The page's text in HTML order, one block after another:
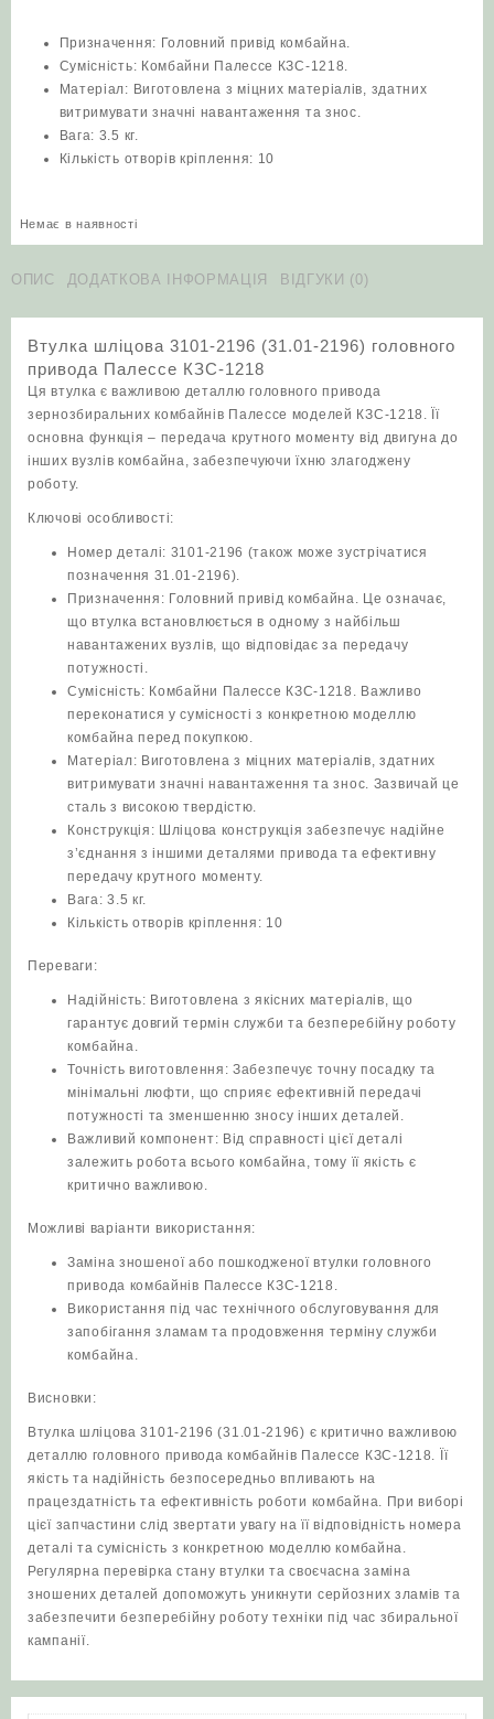
Призначення: Головний привід комбайна.
Сумісність: Комбайни Палессе КЗС-1218.
Матеріал: Виготовлена з міцних матеріалів, здатних
витримувати значні навантаження та знос.
Вага: 3.5 кг.
Кількість отворів кріплення: 10
Немає в наявності
ОПИС ДОДАТКОВА ІНФОРМАЦІЯ ВІДГУКИ (0)
Втулка шліцова 3101-2196 (31.01-2196) головного
привода Палессе КЗС-1218
Ця втулка є важливою деталлю головного привода
зернозбиральних комбайнів Палессе моделей КЗС-1218. Її
основна функція – передача крутного моменту від двигуна до
інших вузлів комбайна, забезпечуючи їхню злагоджену
роботу.
Ключові особливості:
Номер деталі: 3101-2196 (також може зустрічатися
позначення 31.01-2196).
Призначення: Головний привід комбайна. Це означає,
що втулка встановлюється в одному з найбільш
навантажених вузлів, що відповідає за передачу
потужності.
Сумісність: Комбайни Палессе КЗС-1218. Важливо
переконатися у сумісності з конкретною моделлю
комбайна перед покупкою.
Матеріал: Виготовлена з міцних матеріалів, здатних
витримувати значні навантаження та знос. Зазвичай це
сталь з високою твердістю.
Конструкція: Шліцова конструкція забезпечує надійне
з’єднання з іншими деталями привода та ефективну
передачу крутного моменту.
Вага: 3.5 кг.
Кількість отворів кріплення: 10
Переваги:
Надійність: Виготовлена з якісних матеріалів, що
гарантує довгий термін служби та безперебійну роботу
комбайна.
Точність виготовлення: Забезпечує точну посадку та
мінімальні люфти, що сприяє ефективній передачі
потужності та зменшенню зносу інших деталей.
Важливий компонент: Від справності цієї деталі
залежить робота всього комбайна, тому її якість є
критично важливою.
Можливі варіанти використання:
Заміна зношеної або пошкодженої втулки головного
привода комбайнів Палессе КЗС-1218.
Використання під час технічного обслуговування для
запобігання зламам та продовження терміну служби
комбайна.
Висновки:
Втулка шліцова 3101-2196 (31.01-2196) є критично важливою
деталлю головного привода комбайнів Палессе КЗС-1218. Її
якість та надійність безпосередньо впливають на
працездатність та ефективність роботи комбайна. При виборі
цієї запчастини слід звертати увагу на її відповідність номера
деталі та сумісність з конкретною моделлю комбайна.
Регулярна перевірка стану втулки та своєчасна заміна
зношених деталей допоможуть уникнути серйозних зламів та
забезпечити безперебійну роботу техніки під час збиральної
кампанії.